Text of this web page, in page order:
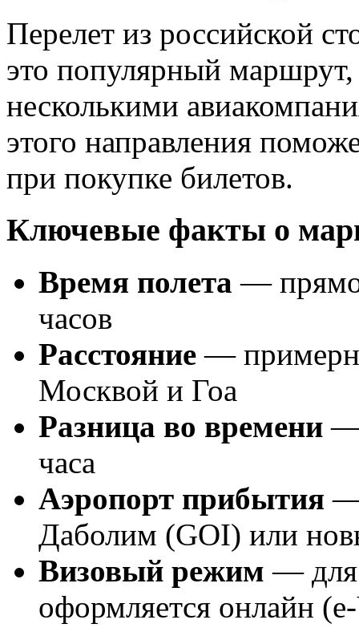
Перелет из российской
это популярный
несколькими
этого направления
при покупке билетов.
Ключевые факты о
Время полета —
часов
Расстояние —
Москвой и Гоа
Разница во времени —
часа
Аэропорт прибытия —
Даболим (GOI) или
Визовый режим — для
оформляется онлайн